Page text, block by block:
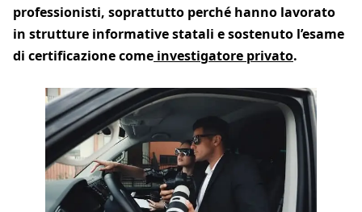
professionisti, soprattutto perché hanno lavorato
in strutture informative statali e sostenuto l’esame
di certificazione come investigatore privato.